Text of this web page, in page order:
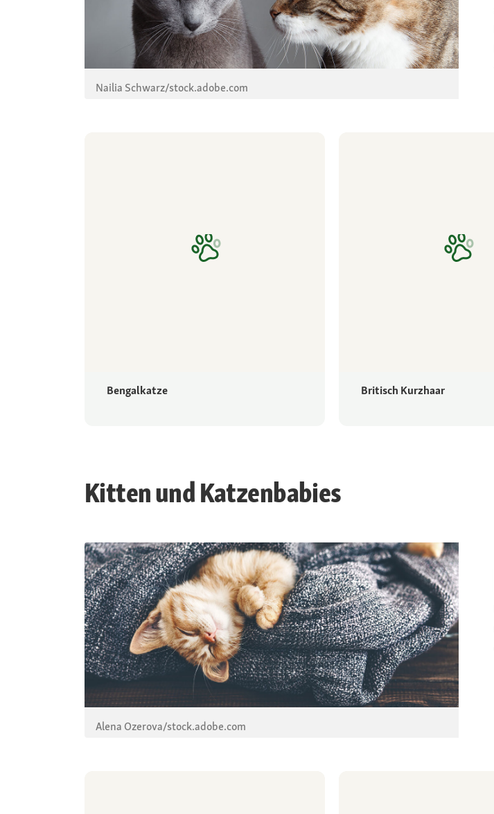
Nailia Schwarz/stock.adobe.com
Bengalkatze Britisch Kurzhaar
Kitten und Katzenbabies
Alena Ozerova/stock.adobe.com